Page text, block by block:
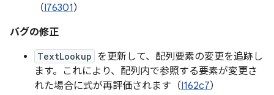
（I76301）
バグの修正
TextLookup を更新して、配列要素の変更を追跡し
ます。これにより、配列内で参照する要素が変更さ
れた場合に式が再評価されます（I162c7）